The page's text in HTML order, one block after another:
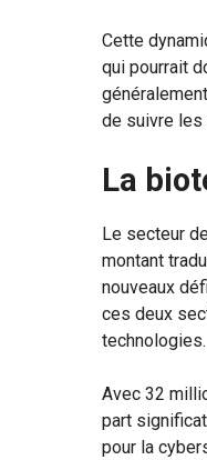
Cette
qui pourrait
de suivre
La
Le secteur
montant
nouveaux
ces deux
technologies.
Avec 32
part
pour la